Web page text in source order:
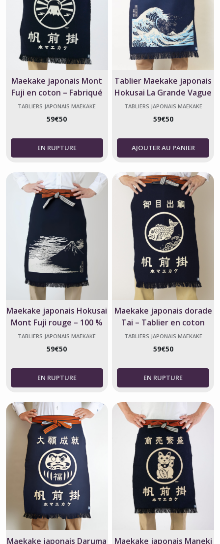
Maekake japonais Mont
Fuji en coton – Fabriqué
au Japon
TABLIERS JAPONAIS MAEKAKE
59€50
Tablier Maekake japonais
Hokusai La Grande Vague
– 100 % coton
TABLIERS JAPONAIS MAEKAKE
59€50
AJOUTER AU PANIER
Maekake japonais Hokusai
Mont Fuji rouge – 100 %
coton
TABLIERS JAPONAIS MAEKAKE
59€50
Maekake japonais dorade
Tai – Tablier en coton
fabriqué au Japon
TABLIERS JAPONAIS MAEKAKE
59€50
Maekake japonais Daruma
Maekake japonais Maneki